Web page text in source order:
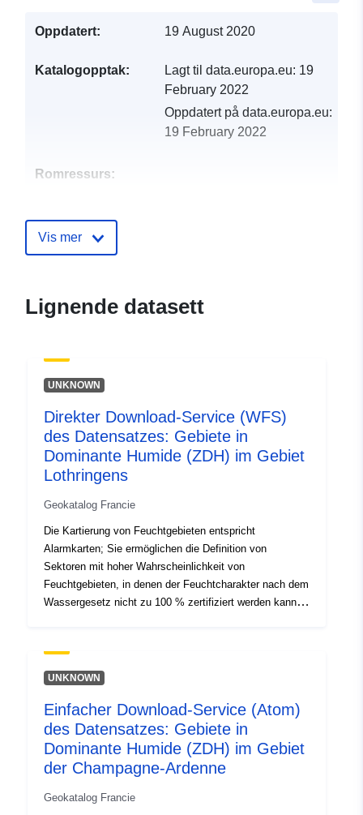
Oppdatert: 19 August 2020
Katalogopptak: Lagt til data.europa.eu: 19
February 2022
Oppdatert på data.europa.eu:
19 February 2022
Romressurs:
b1d1a565c944
Type:
Ressurs:
http://inspire.ec.europa.eu/
codelist/ResourceType/services
Vis mer
Lignende datasett
UNKNOWN
Direkter Download-Service (WFS)
des Datensatzes: Gebiete in
Dominante Humide (ZDH) im Gebiet
Lothringens
Geokatalog Francie
Die Kartierung von Feuchtgebieten entspricht
Alarmkarten; Sie ermöglichen die Definition von
Sektoren mit hoher Wahrscheinlichkeit von
Feuchtgebieten, in denen der Feuchtcharakter nach dem
Wassergesetz nicht zu 100 % zertifiziert werden kann.
Aufmerksamkeit in Bezug auf das übrige Gebiet
erfordern (das natürlich auch Feuchtgebiete, aber in
UNKNOWN
Einfacher Download-Service (Atom)
des Datensatzes: Gebiete in
Dominante Humide (ZDH) im Gebiet
der Champagne-Ardenne
Geokatalog Francie